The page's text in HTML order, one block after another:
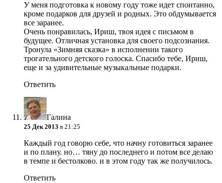
У меня подготовка к новому году тоже идет спонтанно,
кроме подарков для друзей и родных. Это обдумывается
все заранее.
Очень понравилась, Ириш, твоя идея с письмом в
будущее. Отличная установка для своего подсознания.
Тронула «Зимняя сказка» в исполнении такого
трогательного детского голоска. Спасибо тебе, Ириш,
еще и за удивительные музыкальные подарки.
Ответить
Галина
25 Дек 2013 в 21:25
Каждый год говорю себе, что начну готовиться заранее
и по плану. но… тяну до последнего и потом все делаю
в темпе и бестолково. и в этом году так же получилось.
Ответить